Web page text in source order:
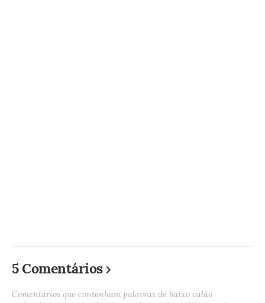
5 Comentários
Comentários que contenham palavras de baixo calão